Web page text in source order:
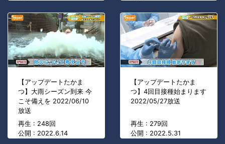
【アップデートたかま
つ】大雨シーズン到来 今
こそ備えを 2022/06/10
放送
再生 : 248回
公開 : 2022.6.14
【アップデートたかま
つ】4回目接種始まります
2022/05/27放送
再生 : 279回
公開 : 2022.5.31